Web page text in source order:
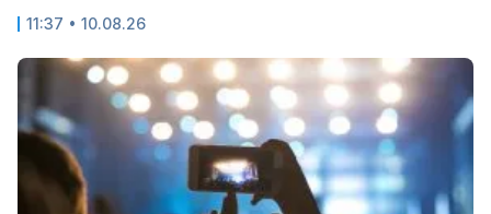
11:37 • 10.08.26